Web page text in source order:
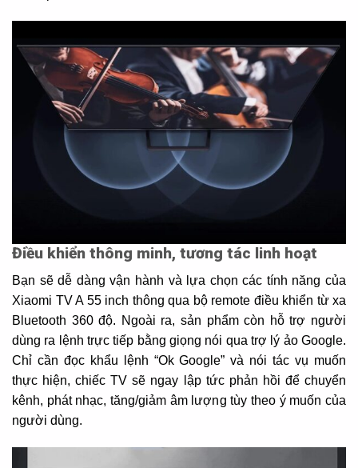
Điều khiển thông minh, tương tác linh hoạt
Bạn sẽ dễ dàng vận hành và lựa chọn các tính năng của
Xiaomi TV A 55 inch thông qua bộ remote điều khiển từ xa
Bluetooth 360 độ. Ngoài ra, sản phẩm còn hỗ trợ người
dùng ra lệnh trực tiếp bằng giọng nói qua trợ lý ảo Google.
Chỉ cần đọc khẩu lệnh “Ok Google” và nói tác vụ muốn
thực hiện, chiếc TV sẽ ngay lập tức phản hồi để chuyển
kênh, phát nhạc, tăng/giảm âm lượng tùy theo ý muốn của
người dùng.